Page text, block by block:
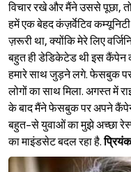
विचार रखे और मैंने उससे पूछा,
हमें एक बेहद कंज़र्वेटिव
ज़रूरी था, क्योंकि मेरे लिए
बहुत ही डेडिकेटेड थी इस कैंपेन
हमारे साथ जुड़ने लगे. फेसबुक
लोगों का साथ मिला. अगस्त में
के बाद मैंने फेसबुक पर अपने
बहुत-से युवाओं का मुझे अच्छा
का माइंडसेट बदल रहा है.